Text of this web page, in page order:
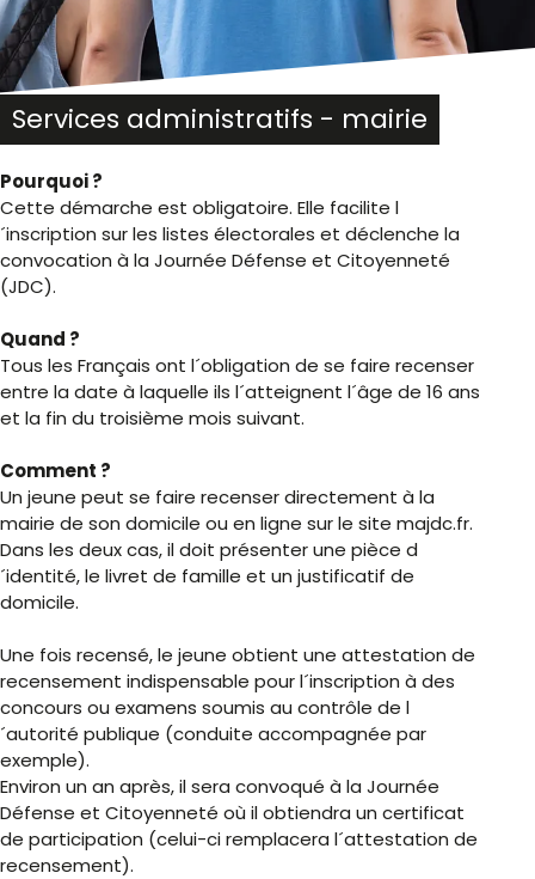
Services administratifs - mairie
Pourquoi ?
Cette démarche est obligatoire. Elle facilite l
´inscription sur les listes électorales et déclenche la
convocation à la Journée Défense et Citoyenneté
(JDC).
Quand ?
Tous les Français ont l´obligation de se faire recenser
entre la date à laquelle ils l´atteignent l´âge de 16 ans
et la fin du troisième mois suivant.
Comment ?
Un jeune peut se faire recenser directement à la
mairie de son domicile ou en ligne sur le site majdc.fr.
Dans les deux cas, il doit présenter une pièce d
´identité, le livret de famille et un justificatif de
domicile.
Une fois recensé, le jeune obtient une attestation de
recensement indispensable pour l´inscription à des
concours ou examens soumis au contrôle de l
´autorité publique (conduite accompagnée par
exemple).
Environ un an après, il sera convoqué à la Journée
Défense et Citoyenneté où il obtiendra un certificat
de participation (celui-ci remplacera l´attestation de
recensement).